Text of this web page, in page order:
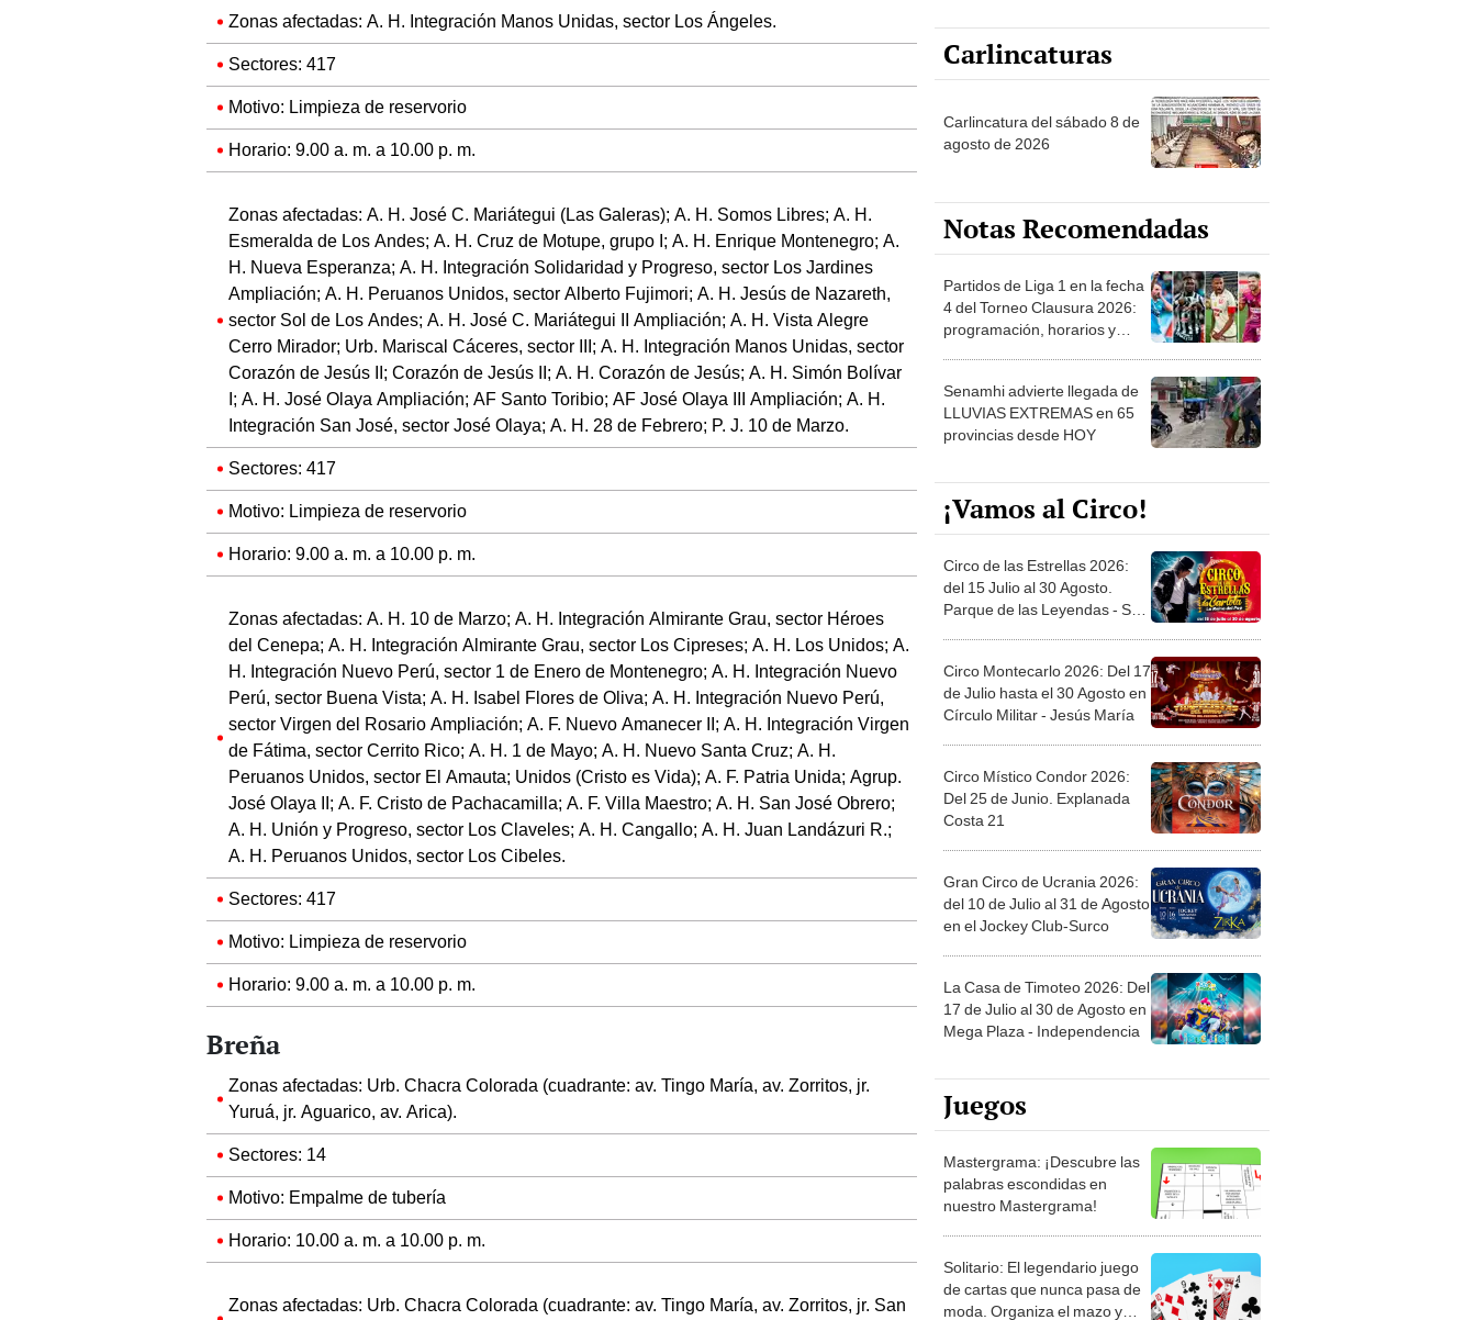
Zonas afectadas: A. H. Integración Manos Unidas, sector Los Ángeles.
Sectores: 417
Motivo: Limpieza de reservorio
Horario: 9.00 a. m. a 10.00 p. m.
Zonas afectadas: A. H. José C. Mariátegui (Las Galeras); A. H. Somos Libres; A. H.
Esmeralda de Los Andes; A. H. Cruz de Motupe, grupo I; A. H. Enrique Montenegro; A.
H. Nueva Esperanza; A. H. Integración Solidaridad y Progreso, sector Los Jardines
Ampliación; A. H. Peruanos Unidos, sector Alberto Fujimori; A. H. Jesús de Nazareth,
sector Sol de Los Andes; A. H. José C. Mariátegui II Ampliación; A. H. Vista Alegre
Cerro Mirador; Urb. Mariscal Cáceres, sector III; A. H. Integración Manos Unidas, sector
Corazón de Jesús II; Corazón de Jesús II; A. H. Corazón de Jesús; A. H. Simón Bolívar
I; A. H. José Olaya Ampliación; AF Santo Toribio; AF José Olaya III Ampliación; A. H.
Integración San José, sector José Olaya; A. H. 28 de Febrero; P. J. 10 de Marzo.
Sectores: 417
Motivo: Limpieza de reservorio
Horario: 9.00 a. m. a 10.00 p. m.
Zonas afectadas: A. H. 10 de Marzo; A. H. Integración Almirante Grau, sector Héroes
del Cenepa; A. H. Integración Almirante Grau, sector Los Cipreses; A. H. Los Unidos; A.
H. Integración Nuevo Perú, sector 1 de Enero de Montenegro; A. H. Integración Nuevo
Perú, sector Buena Vista; A. H. Isabel Flores de Oliva; A. H. Integración Nuevo Perú,
sector Virgen del Rosario Ampliación; A. F. Nuevo Amanecer II; A. H. Integración Virgen
de Fátima, sector Cerrito Rico; A. H. 1 de Mayo; A. H. Nuevo Santa Cruz; A. H.
Peruanos Unidos, sector El Amauta; Unidos (Cristo es Vida); A. F. Patria Unida; Agrup.
José Olaya II; A. F. Cristo de Pachacamilla; A. F. Villa Maestro; A. H. San José Obrero;
A. H. Unión y Progreso, sector Los Claveles; A. H. Cangallo; A. H. Juan Landázuri R.;
A. H. Peruanos Unidos, sector Los Cibeles.
Sectores: 417
Motivo: Limpieza de reservorio
Horario: 9.00 a. m. a 10.00 p. m.
Breña
Zonas afectadas: Urb. Chacra Colorada (cuadrante: av. Tingo María, av. Zorritos, jr.
Yuruá, jr. Aguarico, av. Arica).
Sectores: 14
Motivo: Empalme de tubería
Horario: 10.00 a. m. a 10.00 p. m.
Zonas afectadas: Urb. Chacra Colorada (cuadrante: av. Tingo María, av. Zorritos, jr. San
Carlincaturas
Carlincatura del sábado 8 de
agosto de 2026
Notas Recomendadas
Partidos de Liga 1 en la fecha
4 del Torneo Clausura 2026:
programación, horarios y
Senamhi advierte llegada de
LLUVIAS EXTREMAS en 65
provincias desde HOY
¡Vamos al Circo!
Circo de las Estrellas 2026:
del 15 Julio al 30 Agosto.
Parque de las Leyendas - San
Circo Montecarlo 2026: Del 17
de Julio hasta el 30 Agosto en
Círculo Militar - Jesús María
Circo Místico Condor 2026:
Del 25 de Junio. Explanada
Costa 21
Gran Circo de Ucrania 2026:
del 10 de Julio al 31 de Agosto
en el Jockey Club-Surco
La Casa de Timoteo 2026: Del
17 de Julio al 30 de Agosto en
Mega Plaza - Independencia
Juegos
Mastergrama: ¡Descubre las
palabras escondidas en
nuestro Mastergrama!
Solitario: El legendario juego
de cartas que nunca pasa de
moda. Organiza el mazo y